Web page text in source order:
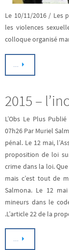
Le 10/11/2016 / Les
les violences
colloque organisé
2015 –
L’Obs Le Plus
07h26 Par Muriel
pénal. Le 12 mai,
proposition de loi
crime dans la loi.
mais c’est tout de
Salmona. Le 12
mineurs dans le
.L’article 22 de la
…